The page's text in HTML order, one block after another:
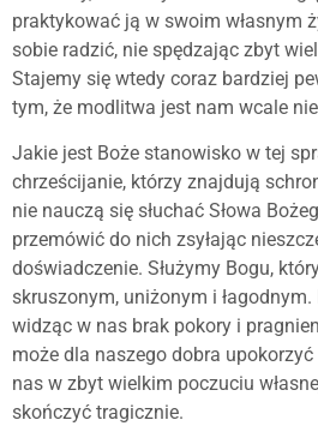
praktykować ją w swoim własnym
sobie radzić, nie spędzając zbyt
Stajemy się wtedy coraz bardziej
tym, że modlitwa jest nam wcale
Jakie jest Boże stanowisko w tej
chrześcijanie, którzy znajdują
nie nauczą się słuchać Słowa
przemówić do nich zsyłając
doświadczenie. Służymy Bogu,
skruszonym, uniżonym i
widząc w nas brak pokory i
może dla naszego dobra
nas w zbyt wielkim poczuciu
skończyć tragicznie.